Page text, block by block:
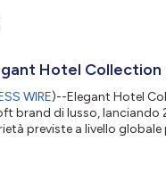
Hotel Collection
WIRE)--Elegant Hotel
brand di lusso, lanciando
previste a livello globale